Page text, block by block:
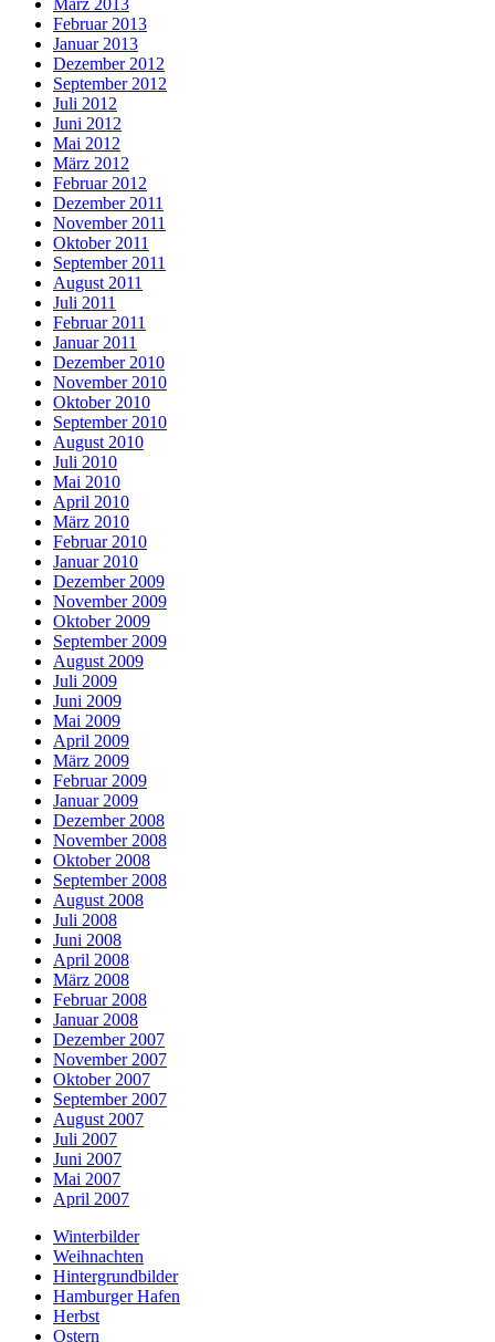
Februar 2013
Januar 2013
Dezember 2012
September 2012
Juli 2012
Juni 2012
Mai 2012
März 2012
Februar 2012
Dezember 2011
November 2011
Oktober 2011
September 2011
August 2011
Juli 2011
Februar 2011
Januar 2011
Dezember 2010
November 2010
Oktober 2010
September 2010
August 2010
Juli 2010
Mai 2010
April 2010
März 2010
Februar 2010
Januar 2010
Dezember 2009
November 2009
Oktober 2009
September 2009
August 2009
Juli 2009
Juni 2009
Mai 2009
April 2009
März 2009
Februar 2009
Januar 2009
Dezember 2008
November 2008
Oktober 2008
September 2008
August 2008
Juli 2008
Juni 2008
April 2008
März 2008
Februar 2008
Januar 2008
Dezember 2007
November 2007
Oktober 2007
September 2007
August 2007
Juli 2007
Juni 2007
Mai 2007
April 2007
Winterbilder
Weihnachten
Hintergrundbilder
Hamburger Hafen
Herbst
Ostern